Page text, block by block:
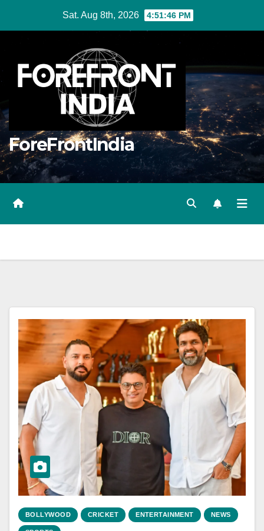
Sat. Aug 8th, 2026 4:51:47 PM
ForeFrontIndia
BOLLYWOOD CRICKET ENTERTAINMENT NEWS